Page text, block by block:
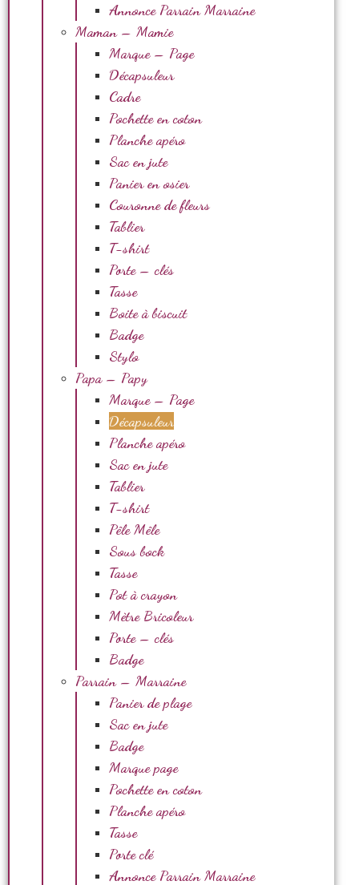
Annonce Parrain Marraine
Maman – Mamie
Marque – Page
Décapsuleur
Cadre
Pochette en coton
Planche apéro
Sac en jute
Panier en osier
Couronne de fleurs
Tablier
T-shirt
Porte – clés
Tasse
Boite à biscuit
Badge
Stylo
Papa – Papy
Marque – Page
Décapsuleur
Planche apéro
Sac en jute
Tablier
T-shirt
Pêle Mêle
Sous bock
Tasse
Pot à crayon
Mètre Bricoleur
Porte – clés
Badge
Parrain – Marraine
Panier de plage
Sac en jute
Badge
Marque page
Pochette en coton
Planche apéro
Tasse
Porte clé
Annonce Parrain Marraine